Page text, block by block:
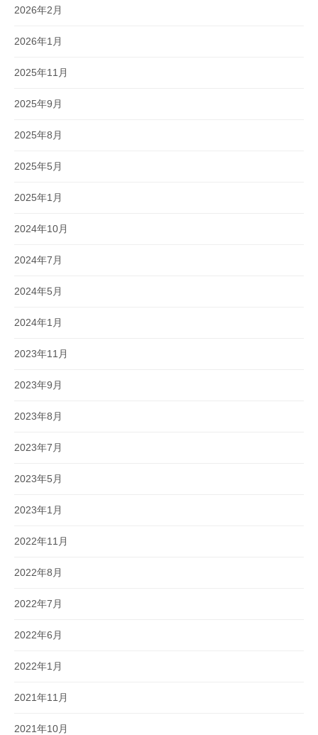
2026年2月
2026年1月
2025年11月
2025年9月
2025年8月
2025年5月
2025年1月
2024年10月
2024年7月
2024年5月
2024年1月
2023年11月
2023年9月
2023年8月
2023年7月
2023年5月
2023年1月
2022年11月
2022年8月
2022年7月
2022年6月
2022年1月
2021年11月
2021年10月